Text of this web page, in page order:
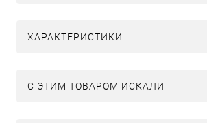
ХАРАКТЕРИСТИКИ
C ЭТИМ ТОВАРОМ ИСКАЛИ